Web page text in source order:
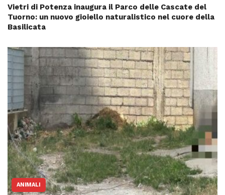
Vietri di Potenza inaugura il Parco delle Cascate del
Tuorno: un nuovo gioiello naturalistico nel cuore della
Basilicata
ANIMALI